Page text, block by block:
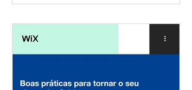
as vendas e campanhas de...